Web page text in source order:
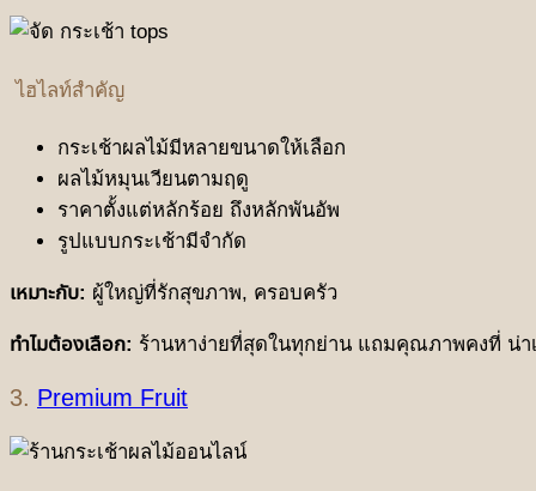
ไฮไลท์สำคัญ
กระเช้าผลไม้มีหลายขนาดให้เลือก
ผลไม้หมุนเวียนตามฤดู
ราคาตั้งแต่หลักร้อย ถึงหลักพันอัพ
รูปแบบกระเช้ามีจำกัด
เหมาะกับ: ผู้ใหญ่ที่รักสุขภาพ, ครอบครัว
ทำไมต้องเลือก: ร้านหาง่ายที่สุดในทุกย่าน แถมคุณภาพคงที่ น่า
3. Premium Fruit